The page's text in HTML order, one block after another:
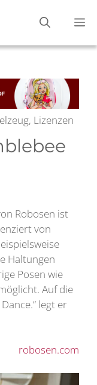
Lizenzen
Robosen ist
von
Haltungen
Posen wie
Auf die
legt er
robosen.com